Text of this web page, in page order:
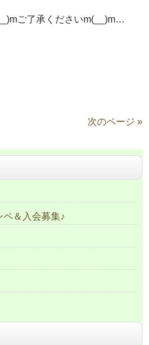
ご了承くださいm(__)m…
次のページ »
ペ＆入会募集♪